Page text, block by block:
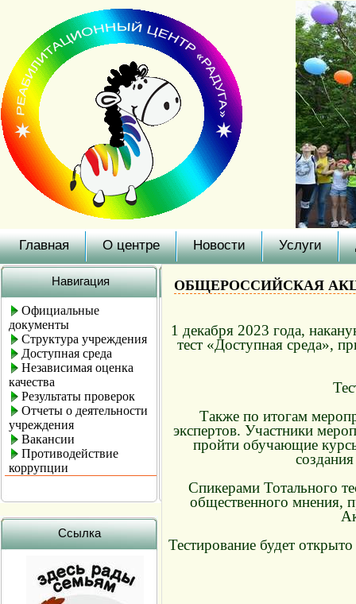
Главная О центре Новости Услуги
Навигация
Официальные
документы
Структура учреждения
Доступная среда
Независимая оценка
качества
Результаты проверок
Отчеты о деятельности
учреждения
Вакансии
Противодействие
коррупции
Ссылка
ОБЩЕРОССИЙСКАЯ
1 декабря 2023 года,
тест «Доступная среда»,
Также по итогам
экспертов. Участники
пройти обучающие
Спикерами Тотального
общественного мнения,
Тестирование будет